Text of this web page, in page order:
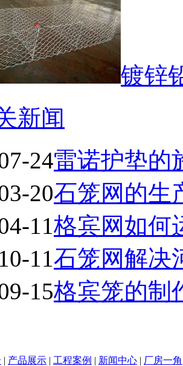
镀锌
新闻
24雷诺护垫的
20石笼网的生
11格宾网如何
11石笼网解决
15格宾笼的制
| 产品展示 | 工程案例 | 新闻中心 | 厂房一角